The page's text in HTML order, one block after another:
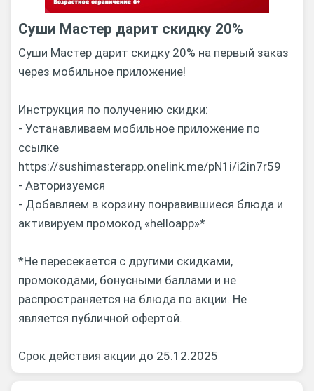
Суши Мастер дарит скидку 20%
Суши Мастер дарит скидку 20% на первый заказ
через мобильное приложение!
Инструкция по получению скидки:
- Устанавливаем мобильное приложение по
ссылке
https://sushimasterapp.onelink.me/pN1i/i2in7r59
- Авторизуемся
- Добавляем в корзину понравившиеся блюда и
активируем промокод «helloapp»*
*Не пересекается с другими скидками,
промокодами, бонусными баллами и не
распространяется на блюда по акции. Не
является публичной офертой.
Срок действия акции до 25.12.2025